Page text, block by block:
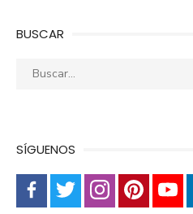
BUSCAR
Buscar:
SÍGUENOS